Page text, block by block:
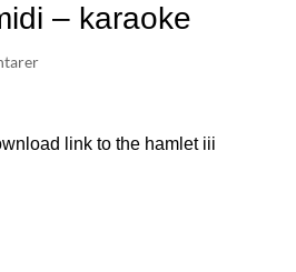
– karaoke
link to the hamlet iii